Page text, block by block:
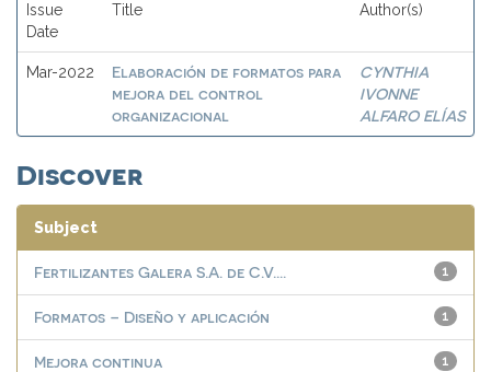
Issue
Date
Title Author(s)
Mar-2022
Elaboración de formatos para
mejora del control
organizacional
CYNTHIA
IVONNE
ALFARO ELÍAS
Discover
Subject
1
Fertilizantes Galera S.A. de C.V....
1
Formatos – Diseño y aplicación
1
Mejora continua